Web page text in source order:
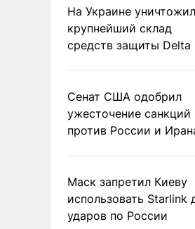
На Украине
крупнейший склад
средств защиты Delta
Сенат США одобрил
ужесточение санкций
против России и
Маск запретил Киеву
использовать Starlink
ударов по России